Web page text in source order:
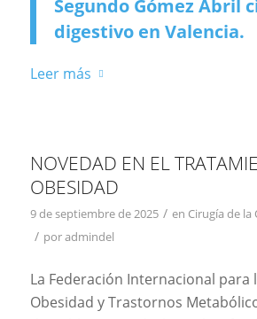
Segundo Gómez Abril
digestivo en Valencia.
Leer más
NOVEDAD EN EL
OBESIDAD
9 de septiembre de 2025 / en Cirugía de la
/ poradmindel
La Federación Internacional para
Obesidad y Trastornos